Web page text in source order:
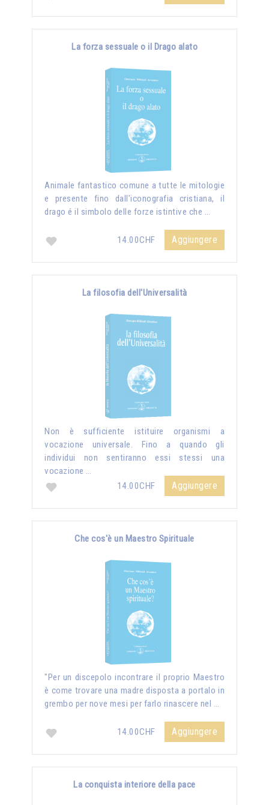
La forza sessuale o il Drago alato
Animale fantastico comune a tutte le mitologie
e presente fino dall’iconografia cristiana, il
drago é il simbolo delle forze istintive che …
14.00CHF Aggiungere
La filosofia dell'Universalità
Non è sufficiente istituire organismi a
vocazione universale. Fino a quando gli
individui non sentiranno essi stessi una
vocazione …
14.00CHF
Aggiungere
Che cos'è un Maestro Spirituale
"Per un discepolo incontrare il proprio Maestro
è come trovare una madre disposta a portalo in
grembo per nove mesi per farlo rinascere nel …
14.00CHF Aggiungere
La conquista interiore della pace